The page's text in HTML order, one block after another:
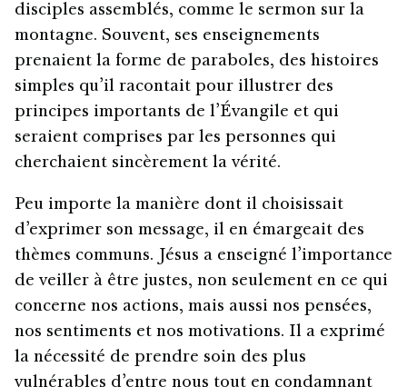
disciples assemblés, comme le sermon sur la
montagne. Souvent, ses enseignements
prenaient la forme de paraboles, des histoires
simples qu’il racontait pour illustrer des
principes importants de l’Évangile et qui
seraient comprises par les personnes qui
cherchaient sincèrement la vérité.
Peu importe la manière dont il choisissait
d’exprimer son message, il en émargeait des
thèmes communs. Jésus a enseigné l’importance
de veiller à être justes, non seulement en ce qui
concerne nos actions, mais aussi nos pensées,
nos sentiments et nos motivations. Il a exprimé
la nécessité de prendre soin des plus
vulnérables d’entre nous tout en condamnant